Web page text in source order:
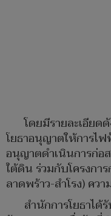
โดยมีรายละเอีย
โยธาอนุญาตให้การไ
อนุญาตดำเนินการก่อ
ใต้ดิน ร่วมกับโครงกา
ลาดพร้าว-สำโรง) คว
สำนักการโยธาได้